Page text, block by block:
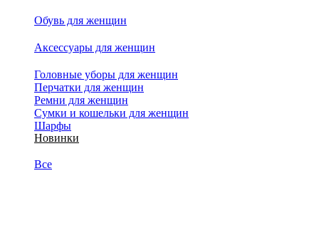
Обувь для женщин
Аксессуары для женщин
Головные уборы для женщин
Перчатки для женщин
Ремни для женщин
Сумки и кошельки для женщин
Шарфы
Новинки
Все